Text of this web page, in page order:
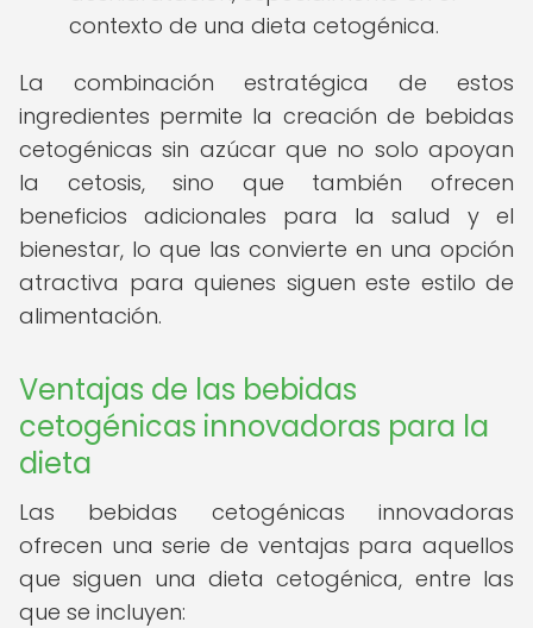
contexto de una dieta cetogénica.
La combinación estratégica de estos
ingredientes permite la creación de bebidas
cetogénicas sin azúcar que no solo apoyan
la cetosis, sino que también ofrecen
beneficios adicionales para la salud y el
bienestar, lo que las convierte en una opción
atractiva para quienes siguen este estilo de
alimentación.
Ventajas de las bebidas
cetogénicas innovadoras para la
dieta
Las bebidas cetogénicas innovadoras
ofrecen una serie de ventajas para aquellos
que siguen una dieta cetogénica, entre las
que se incluyen: